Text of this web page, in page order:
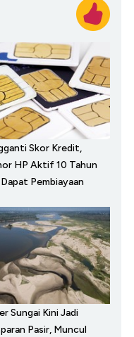
Skor Kredit,
HP Aktif 10 Tahun
Pembiayaan
Sungai Kini Jadi
Pasir, Muncul